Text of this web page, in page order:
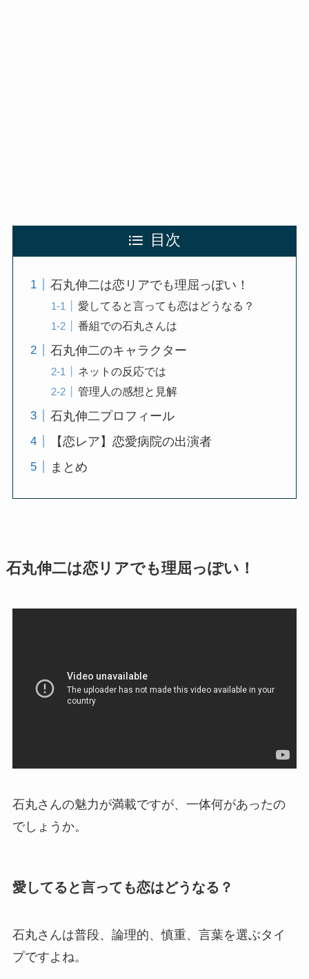
目次
石丸伸二は恋リアでも理屈っぽい！
愛してると言っても恋はどうなる？
番組での石丸さんは
石丸伸二のキャラクター
ネットの反応では
管理人の感想と見解
石丸伸二プロフィール
【恋レア】恋愛病院の出演者
まとめ
石丸伸二は恋リアでも理屈っぽい！
石丸さんの魅力が満載ですが、一体何があったの
でしょうか。
愛してると言っても恋はどうなる？
石丸さんは普段、論理的、慎重、言葉を選ぶタイ
プですよね。